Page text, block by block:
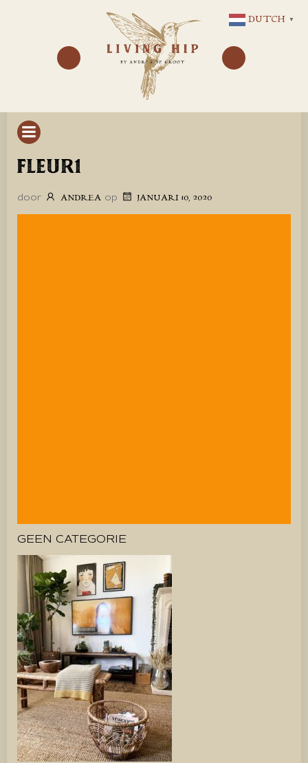
NAAR
DE
INHOUD
FLEUR1
door ANDREA op JANUARI 10, 2020
GEEN CATEGORIE
DUTCH ▼